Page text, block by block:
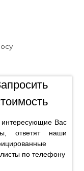
Вас
ответят наши
по телефону